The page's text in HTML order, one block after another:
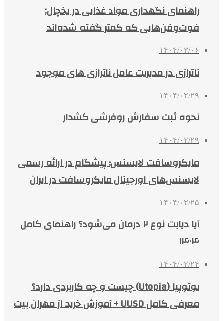
راهنمای نگهداری مواد غذایی در یخچال:
فوت‌وفن‌هایی که کمتر گفته شده‌اند
۱۴۰۴/۰۳/۰۶
ناترازی در مدیریت عامل ناترازی های موجود
۱۴۰۴/۰۲/۲۹
نحوه ثبت سفارش روفرشی کشدار
۱۴۰۴/۰۲/۲۹
مایکروسافت لایسنس؛ پیشگام در ارائه رسمی
لایسنس‌های اورجینال مایکروسافت در ایران
۱۴۰۴/۰۲/۲۵
آیا دیابت نوع ۲ درمان می‌شود؟ راهنمای کامل
۱۴۰۴
۱۴۰۴/۰۲/۲۴
یوتوپیا (Utopia) چیست و چه کاربردی دارد؟
معرفی کامل UUSD + آموزش خرید از مهران بیت